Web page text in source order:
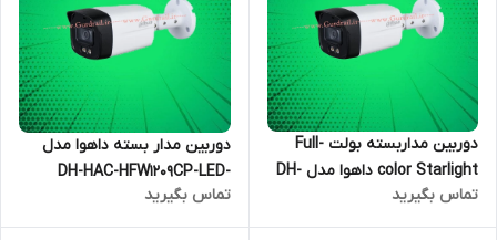
دوربین مداربسته بولت Full-
color Starlight داهوا مدل DH-
HAC-HFW1239TLMP-IL-A-LED
تماس بگیرید
دوربین مدار بسته داهوا مدل
DH-HAC-HFW1209CP-LED-
0360B
تماس بگیرید